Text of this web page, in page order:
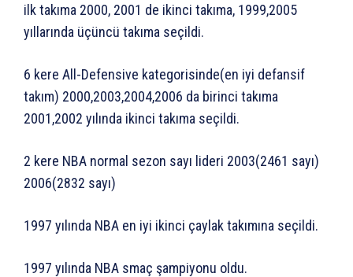
ilk takıma 2000, 2001 de ikinci takıma, 1999,2005
yıllarında üçüncü takıma seçildi.
6 kere All-Defensive kategorisinde(en iyi defansif
takım) 2000,2003,2004,2006 da birinci takıma
2001,2002 yılında ikinci takıma seçildi.
2 kere NBA normal sezon sayı lideri 2003(2461 sayı)
2006(2832 sayı)
1997 yılında NBA en iyi ikinci çaylak takımına seçildi.
1997 yılında NBA smaç şampiyonu oldu.